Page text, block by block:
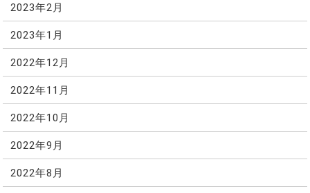
2023年2月
2023年1月
2022年12月
2022年11月
2022年10月
2022年9月
2022年8月